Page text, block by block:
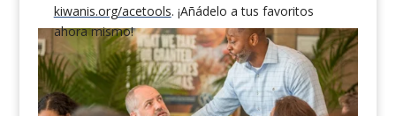
kiwanis.org/acetools. ¡Añádelo a tus favoritos
ahora mismo!